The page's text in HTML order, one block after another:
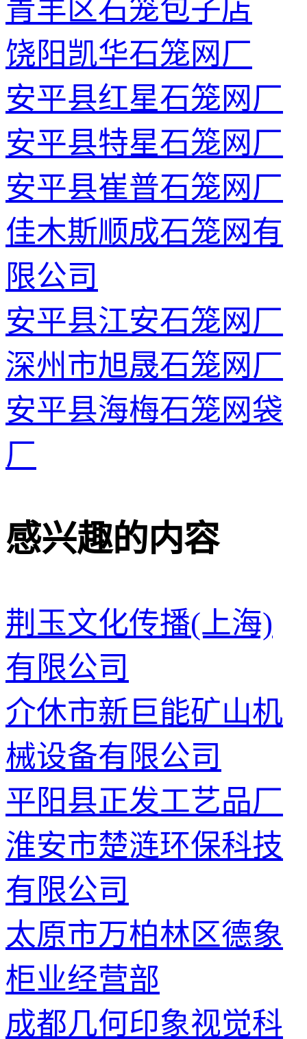
青羊区石笼包子店
饶阳凯华石笼网厂
安平县红星石笼网厂
安平县特星石笼网厂
安平县崔普石笼网厂
佳木斯顺成石笼网有
限公司
安平县江安石笼网厂
深州市旭晟石笼网厂
安平县海梅石笼网袋
厂
感兴趣的内容
荆玉文化传播(上海)
有限公司
介休市新巨能矿山机
械设备有限公司
平阳县正发工艺品厂
淮安市楚涟环保科技
有限公司
太原市万柏林区德象
柜业经营部
成都几何印象视觉科